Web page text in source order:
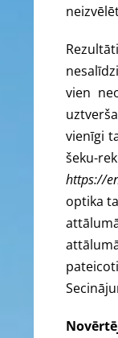
vien
vienīgi
šeku-
https://
optika